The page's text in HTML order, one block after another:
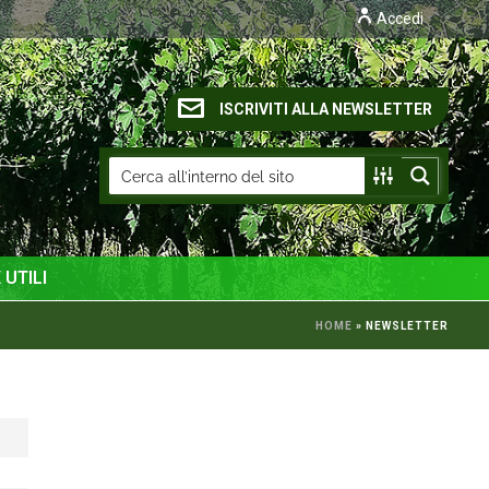
Accedi
ISCRIVITI ALLA NEWSLETTER
UTILI
HOME » NEWSLETTER